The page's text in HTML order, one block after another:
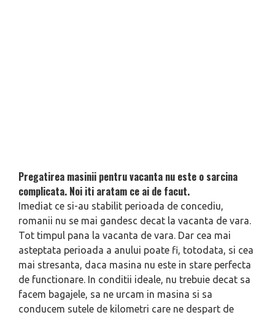
Pregatirea masinii pentru vacanta nu este o sarcina
complicata. Noi iti aratam ce ai de facut.
Imediat ce si-au stabilit perioada de concediu,
romanii nu se mai gandesc decat la vacanta de vara.
Tot timpul pana la vacanta de vara. Dar cea mai
asteptata perioada a anului poate fi, totodata, si cea
mai stresanta, daca masina nu este in stare perfecta
de functionare. In conditii ideale, nu trebuie decat sa
facem bagajele, sa ne urcam in masina si sa
conducem sutele de kilometri care ne despart de